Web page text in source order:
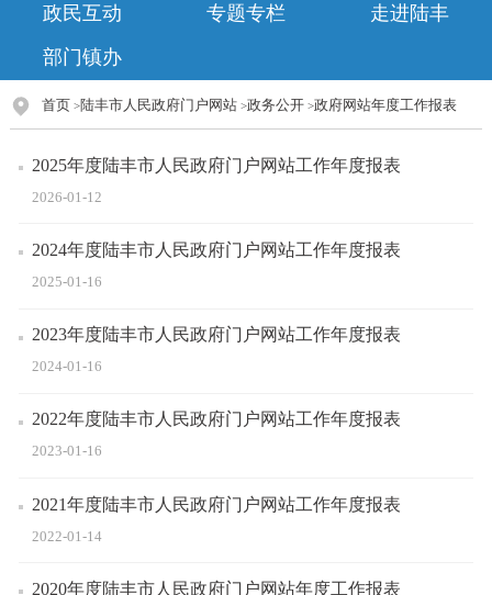
政民互动
专题专栏
走进陆丰
部门镇办
首页 >陆丰市人民政府门户网站>政务公开>政府网站年度工作报表
2025年度陆丰市人民政府门户网站工作年度报表
2026-01-12
2024年度陆丰市人民政府门户网站工作年度报表
2025-01-16
2023年度陆丰市人民政府门户网站工作年度报表
2024-01-16
2022年度陆丰市人民政府门户网站工作年度报表
2023-01-16
2021年度陆丰市人民政府门户网站工作年度报表
2022-01-14
2020年度陆丰市人民政府门户网站年度工作报表